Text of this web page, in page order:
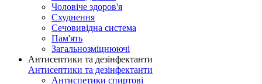
Чоловіче здоров'я
Схуднення
Сечовивідна система
Пам'ять
Загальнозміцнюючі
Антисептики та дезінфектанти
Антисептики та дезінфектанти
Антиспетики спиртові